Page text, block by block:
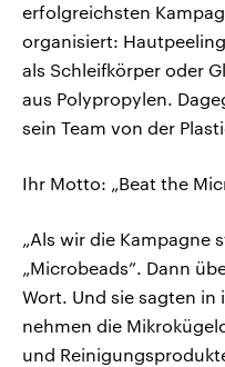
erfolgreichsten
organisiert:
als Schleifkörper oder
aus Polypropylen.
sein Team von der
Ihr Motto: „Beat the
„Als wir die Kampagne
„Microbeads”. Dann
Wort. Und sie sagten
nehmen die
und